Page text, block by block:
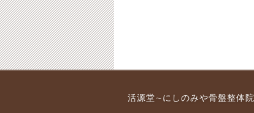
正 腰痛 頭痛
活源堂∼にしのみや骨盤整体院